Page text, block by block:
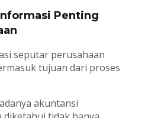
Penting
seputar perusahaan
tujuan dari proses
akuntansi